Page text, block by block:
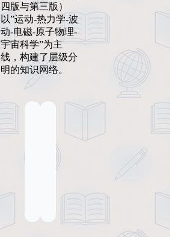
四版与第三版）
以”运动-热力学-波
动-电磁-原子物理-
宇宙科学”为主
线，构建了层级分
明的知识网络。